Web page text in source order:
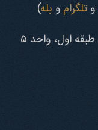
و تلگرام و بله)
آدرس: بلوار آفریقا، ناهید غربی، پ۳۸، طبقه اول، واحد ۵